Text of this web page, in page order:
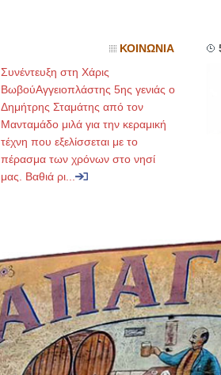
ΚΟΙΝΩΝΙΑ
Συνέντευξη στη Χάρις
ΒωβούΑγγειοπλάστης 5ης γενιάς ο
Δημήτρης Σταμάτης από τον
Μανταμάδο μιλά για την κεραμική
τέχνη που εξελίσσεται με το
πέρασμα των χρόνων στο νησί
μας. Βαθιά ρι...